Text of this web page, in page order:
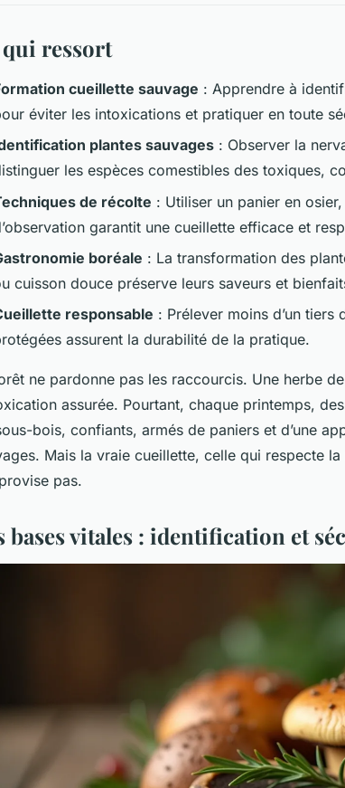
qui ressort
cueillette sauvage : Apprendre à
éviter les intoxications et pratiquer en toute
plantes sauvages : Observer la
les espèces comestibles des toxiques,
de récolte : Utiliser un panier en
garantit une cueillette efficace et
boréale : La transformation des
cuisson douce préserve leurs saveurs et
responsable : Prélever moins d’un
assurent la durabilité de la pratique.
ne pardonne pas les raccourcis. Une herbe
assurée. Pourtant, chaque printemps,
bois, confiants, armés de paniers et d’une
Mais la vraie cueillette, celle qui respecte
pas.
bases vitales : identification et